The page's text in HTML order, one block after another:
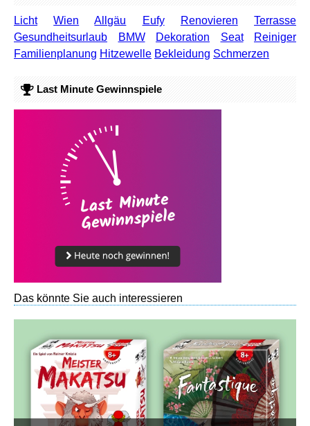
Licht Wien Allgäu Eufy Renovieren
Terrasse
Gesundheitsurlaub
BMW Dekoration Seat
Reiniger
Familienplanung Hitzewelle Bekleidung Schmerzen
Last Minute Gewinnspiele
Das könnte Sie auch interessieren